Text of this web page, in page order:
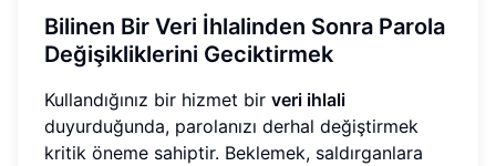
Bilinen Bir Veri İhlalinden Sonra Parola
Değişikliklerini Geciktirmek
Kullandığınız bir hizmet bir veri ihlali
duyurduğunda, parolanızı derhal değiştirmek
kritik öneme sahiptir. Beklemek, saldırganlara